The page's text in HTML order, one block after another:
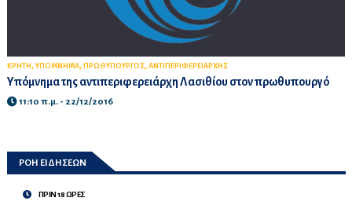
ΚΡΗΤΗ , ΥΠΟΜΝΗΜΑ, ΠΡΩΘΥΠΟΥΡΓΟΣ, ΑΝΤΙΠΕΡΙΦΕΡΕΙΑΡΧΗΣ
Υπόμνημα της αντιπεριφερειάρχη Λασιθίου στον πρωθυπουργό
11:10 π.μ. - 22/12/2016
ΡΟΗ ΕΙΔΗΣΕΩΝ
ΠΡΙΝ 18 ΩΡΕΣ